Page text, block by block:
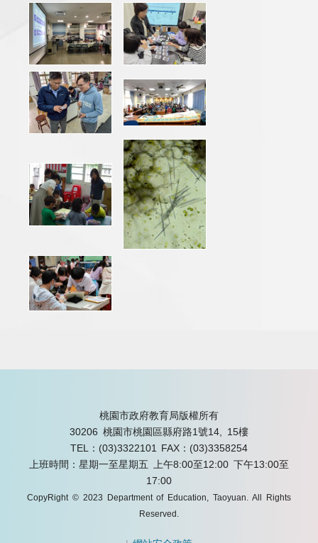
桃園市政府教育局版權所有
30206 桃園市桃園區縣府路1號14, 15樓
TEL：(03)3322101
FAX：(03)3358254
上班時間：星期一至星期五 上午8:00至12:00 下午13:00至
17:00
CopyRight © 2023 Department of Education, Taoyuan. All Rights
Reserved.